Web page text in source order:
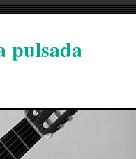
pulsada